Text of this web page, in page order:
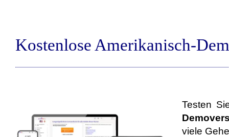
Kostenlose Amerikanisch-
Testen
viele